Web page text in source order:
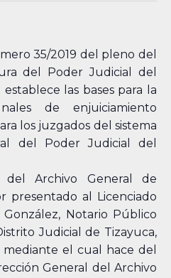
35/2019 del pleno del
del Poder Judicial del
las bases para la
de enjuiciamiento
los juzgados del sistema
del Poder Judicial del
del Archivo General de
presentado al Licenciado
Notario Público
Judicial de Tizayuca,
el cual hace del
General del Archivo